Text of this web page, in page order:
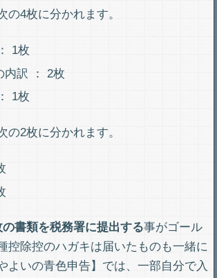
の4枚に分かれます。
1枚
内訳 ： 2枚
1枚
の2枚に分かれます。
の書類を税務署に提出する事がゴール
控除控のハガキは届いたものも一緒に
よいの青色申告】では、一部自分で入